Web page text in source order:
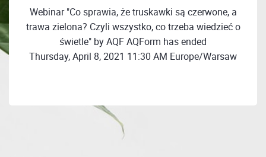
Webinar "Co sprawia, że truskawki są czerwone, a
trawa zielona? Czyli wszystko, co trzeba wiedzieć o
świetle" by AQF AQForm has ended
Thursday, April 8, 2021 11:30 AM Europe/Warsaw